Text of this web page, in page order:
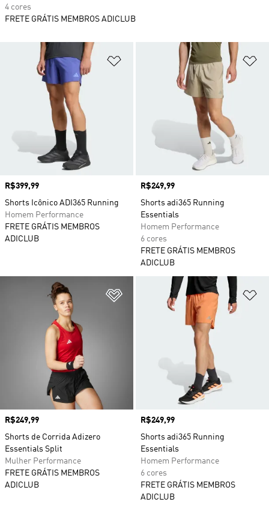
Adicionar à Lista de Desejos
Preço
R$399,99
Shorts Icônico ADI365 Running
Homem Performance
FRETE GRÁTIS MEMBROS
ADICLUB
Preço
R$249,99
Shorts adi365 Running
Essentials
Homem Performance
6 cores
FRETE GRÁTIS MEMBROS
ADICLUB
Adicionar à Lista de Desejos
Preço
R$249,99
Shorts de Corrida Adizero
Essentials Split
Mulher Performance
FRETE GRÁTIS MEMBROS
ADICLUB
Preço
R$249,99
Shorts adi365 Running
Essentials
Homem Performance
6 cores
FRETE GRÁTIS MEMBROS
ADICLUB
4 cores
FRETE GRÁTIS MEMBROS ADICLUB